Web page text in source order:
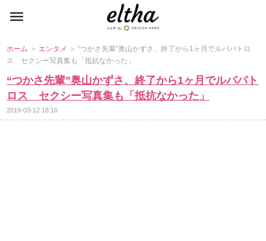
ホーム ＞ エンタメ ＞ “つかさ先輩”奥山かずさ、終了から1ヶ月でルパパトロ
ス セクシー写真集も「抵抗なかった」
“つかさ先輩”奥山かずさ、終了から1ヶ月でルパパト
ロス セクシー写真集も「抵抗なかった」
2019-03-12 18:16